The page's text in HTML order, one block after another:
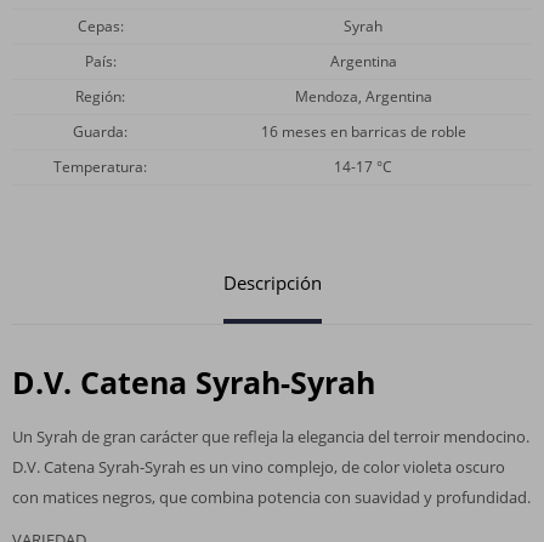
Cepas
Syrah
País
Argentina
Región
Mendoza, Argentina
Guarda
16 meses en barricas de roble
Temperatura
14-17 °C
Descripción
D.V. Catena Syrah-Syrah
Un Syrah de gran carácter que refleja la elegancia del terroir mendocino.
D.V. Catena Syrah-Syrah es un vino complejo, de color violeta oscuro
con matices negros, que combina potencia con suavidad y profundidad.